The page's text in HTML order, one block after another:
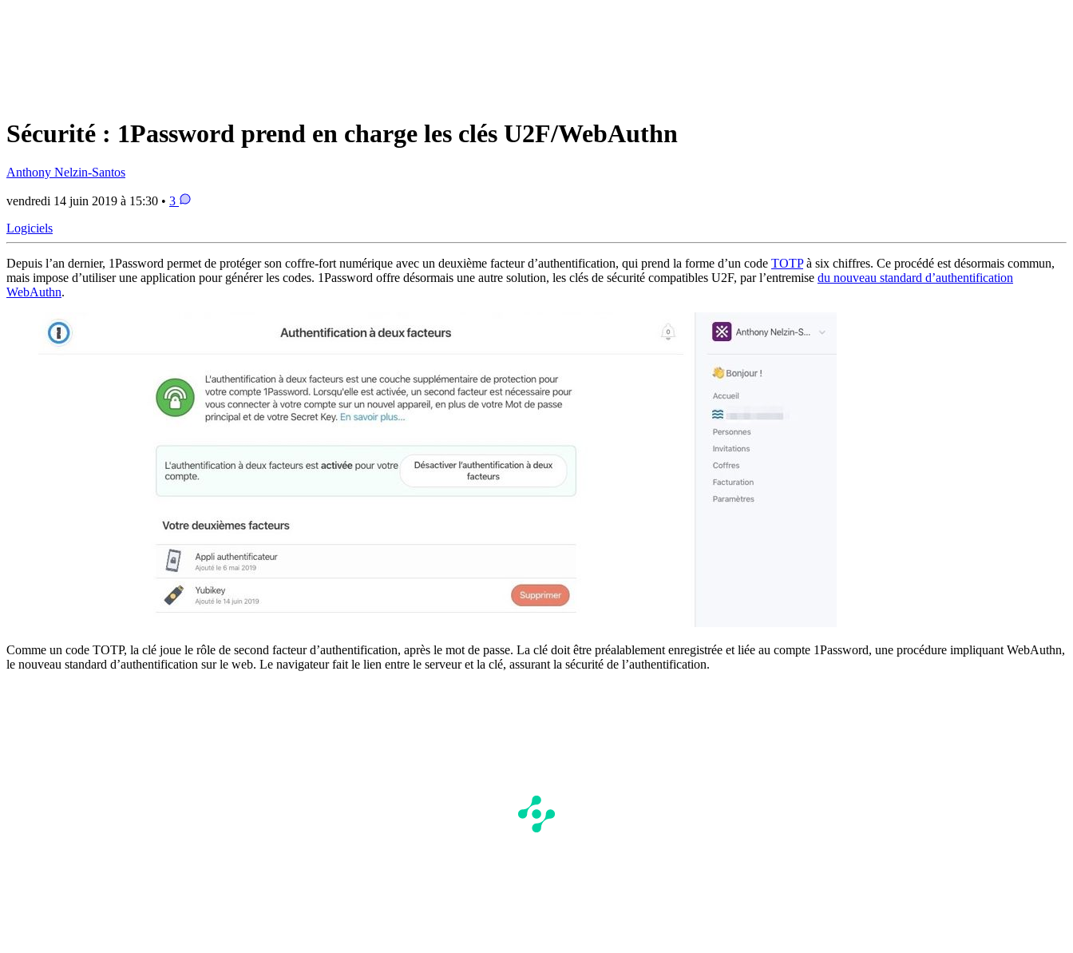
Sécurité : 1Password prend en charge les clés U2F/WebAuthn
Anthony Nelzin-Santos
vendredi 14 juin 2019 à 15:30 • 3
Logiciels
Depuis l’an dernier, 1Password permet de protéger son coffre-fort numérique avec un deuxième facteur d’authentification, qui prend la forme d’un code TOTPà six chiffres. Ce procédé est désormais commun,
mais impose d’utiliser une application pour générer les codes. 1Password offre désormais une autre solution, les clés de sécurité compatibles U2F, par l’entremise du nouveau standard d’authentification
WebAuthn.
Comme un code TOTP, la clé joue le rôle de second facteur d’authentification, après le mot de passe. La clé doit être préalablement enregistrée et liée au compte 1Password, une procédure impliquant WebAuthn,
le nouveau standard d’authentification sur le web. Le navigateur fait le lien entre le serveur et la clé, assurant la sécurité de l’authentification.